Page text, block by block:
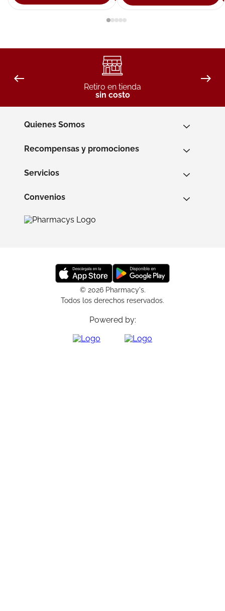
Retiro en tienda
sin costo
Quienes Somos
Recompensas y promociones
Servicios
Convenios
© 2026 Pharmacy's.
Todos los derechos reservados.
Powered by: